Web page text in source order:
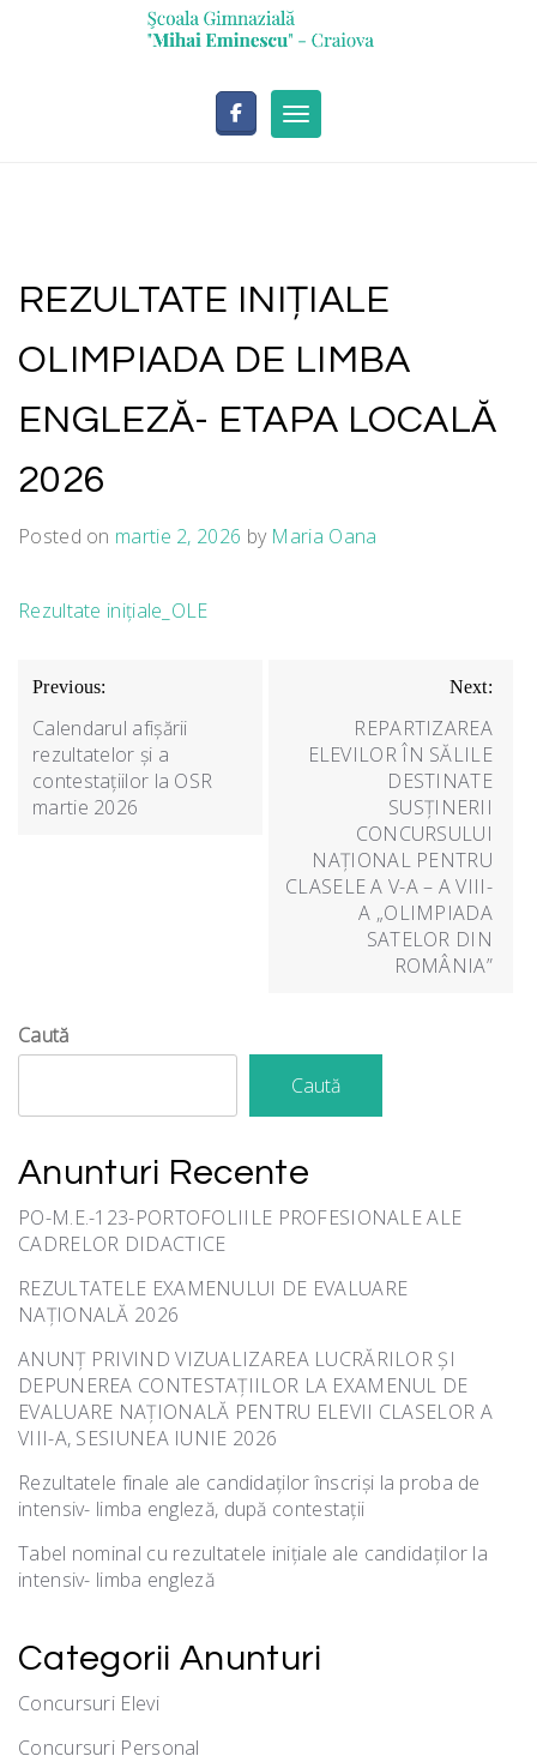
Toggle navigation
REZULTATE INIȚIALE
OLIMPIADA DE LIMBA
ENGLEZĂ- ETAPA LOCALĂ
2026
Posted on martie 2, 2026 by Maria Oana
Rezultate inițiale_OLE
Navigare
în
articole
Previous:
Calendarul afișării
rezultatelor și a
contestațiilor la OSR
martie 2026
Next:
REPARTIZAREA
ELEVILOR ÎN SĂLILE
DESTINATE
SUSȚINERII
CONCURSULUI
NAȚIONAL PENTRU
CLASELE A V-A – A VIII-
A „OLIMPIADA
SATELOR DIN
ROMÂNIA”
Caută
Caută
Anunturi Recente
PO-M.E.-123-PORTOFOLIILE PROFESIONALE ALE
CADRELOR DIDACTICE
REZULTATELE EXAMENULUI DE EVALUARE
NAȚIONALĂ 2026
ANUNȚ PRIVIND VIZUALIZAREA LUCRĂRILOR ȘI
DEPUNEREA CONTESTAȚIILOR LA EXAMENUL DE
EVALUARE NAȚIONALĂ PENTRU ELEVII CLASELOR A
VIII-A, SESIUNEA IUNIE 2026
Rezultatele finale ale candidaților înscriși la proba de
intensiv- limba engleză, după contestații
Tabel nominal cu rezultatele inițiale ale candidaților la
intensiv- limba engleză
Categorii Anunturi
Concursuri Elevi
Concursuri Personal